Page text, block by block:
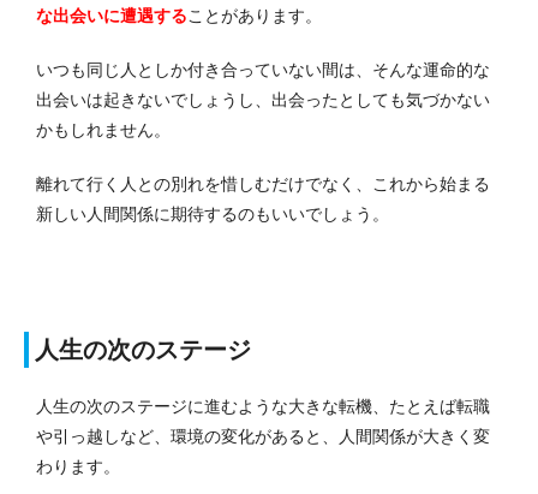
な出会いに遭遇することがあります。
いつも同じ人としか付き合っていない間は、そんな運命的な
出会いは起きないでしょうし、出会ったとしても気づかない
かもしれません。
離れて行く人との別れを惜しむだけでなく、これから始まる
新しい人間関係に期待するのもいいでしょう。
人生の次のステージ
人生の次のステージに進むような大きな転機、たとえば転職
や引っ越しなど、環境の変化があると、人間関係が大きく変
わります。